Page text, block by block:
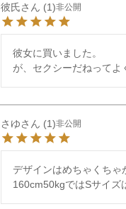
彼氏 1 非公開
彼女に買いました。
が、セクシーだねってよ
さゆ 1 非公開
デザインはめちゃくちゃ
160cm50kgではSサイズ